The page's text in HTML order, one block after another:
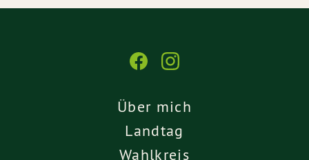
Über mich
Landtag
Wahlkreis